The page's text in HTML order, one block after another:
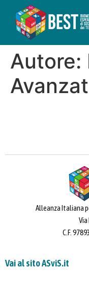
Autore:
Alleanza Italiana
Via
C.F.
Vai al sito ASviS.it